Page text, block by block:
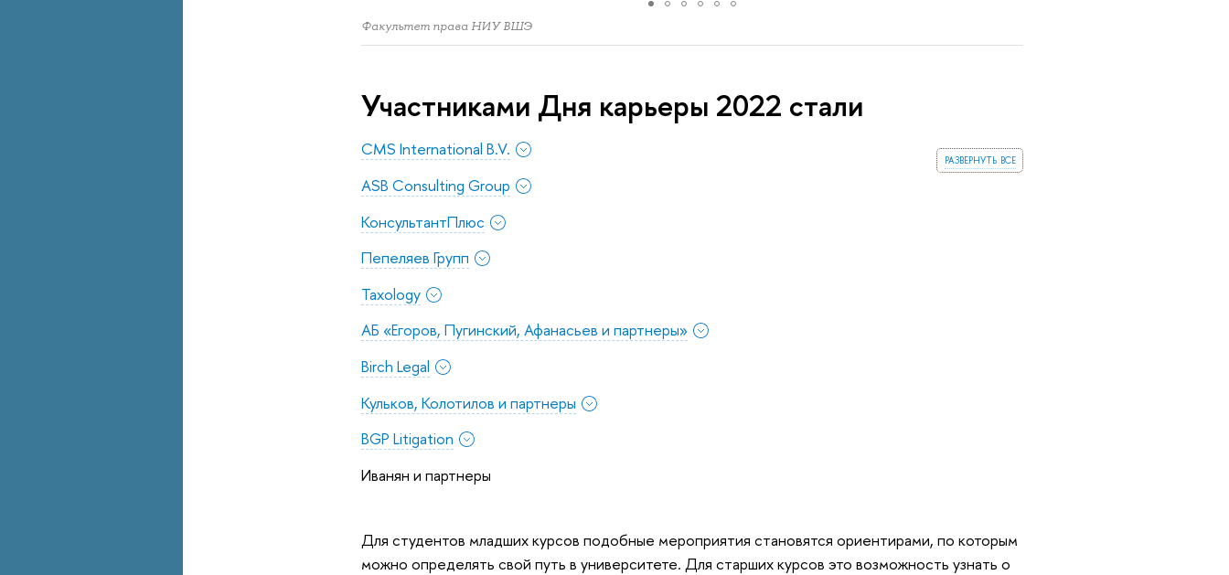
Факультет права НИУ ВШЭ
Участниками Дня карьеры 2022 стали
развернуть все
CMS International B.V.
ASB Consulting Group
КонсультантПлюс
Пепеляев Групп
Taxology
АБ «Егоров, Пугинский, Афанасьев и партнеры»
Birch Legal
Кульков, Колотилов и партнеры
BGP Litigation
Иванян и партнеры
Для студентов младших курсов подобные мероприятия становятся ориентирами, по которым
можно определять свой путь в университете. Для старших курсов это возможность узнать о